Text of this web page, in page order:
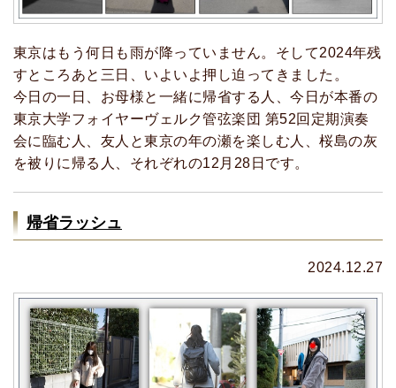
東京はもう何日も雨が降っていません。そして2024年残
すところあと三日、いよいよ押し迫ってきました。
今日の一日、お母様と一緒に帰省する人、今日が本番の
東京大学フォイヤーヴェルク管弦楽団 第52回定期演奏
会に臨む人、友人と東京の年の瀬を楽しむ人、桜島の灰
を被りに帰る人、それぞれの12月28日です。
帰省ラッシュ
2024.12.27